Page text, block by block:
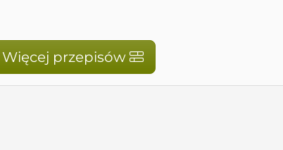
Więcej przepisów